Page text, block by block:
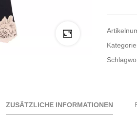
ZUSÄTZLICHE INFORMATIONEN